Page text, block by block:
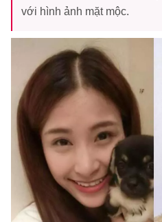
với hình ảnh mặt mộc.